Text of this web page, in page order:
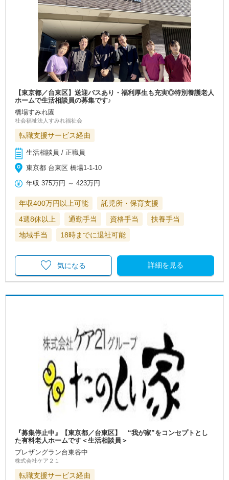
【東京都／台東区】送迎バスあり・福利厚生も充実◎特別養護老人
ホームで生活相談員の募集です♪
橋場すみれ園
社会福祉法人すみれ福祉会
転職支援サービス経由
生活相談員 / 正職員
東京都 台東区 橋場1-1-10
年収 375万円 ～423万円
年収400万円以上可能
託児所・保育支援
4週8休以上
通勤手当 資格手当
扶養手当
地域手当
18時までに退社可能
詳細を見る
気になる
『募集停止中』【東京都／台東区】 “我が家”をコンセプトとし
た有料老人ホームです＜生活相談員＞
プレザングラン台東谷中
株式会社ケア２１
転職支援サービス経由